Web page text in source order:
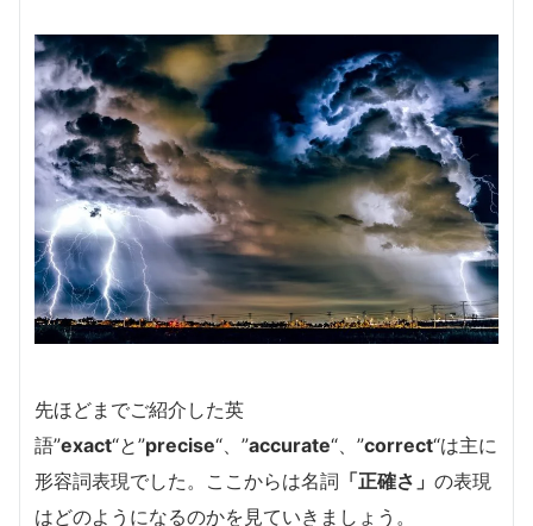
先ほどまでご紹介した英
語”exact“と”precise“、”accurate“、”correct“は主に
形容詞表現でした。ここからは名詞 「正確さ」 の表現
はどのようになるのかを見ていきましょう。